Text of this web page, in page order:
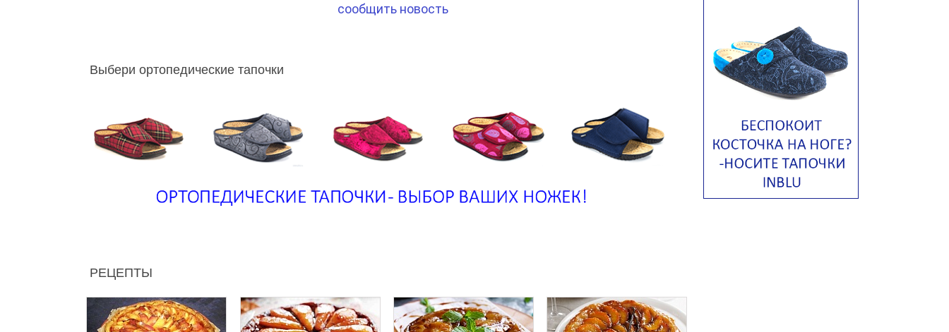
сообщить новость
Выбери ортопедические тапочки
РЕЦЕПТЫ
Ирландский картофельный суп
Суп из пастернака
Пряный морковный суп во время
зимних холодов
Американский суп из красной
фасоли с сальсой гуакамоле
Острый чечевичный суп с
кремом из петрушки
Суп с лапшой рамен в